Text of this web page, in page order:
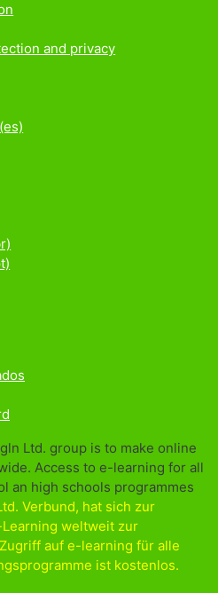
and privacy
Ltd. group is to make online
Access to e-learning for all
an high schools programmes
Verbund, hat sich zur
weltweit zur
auf e-learning für alle
ist kostenlos.